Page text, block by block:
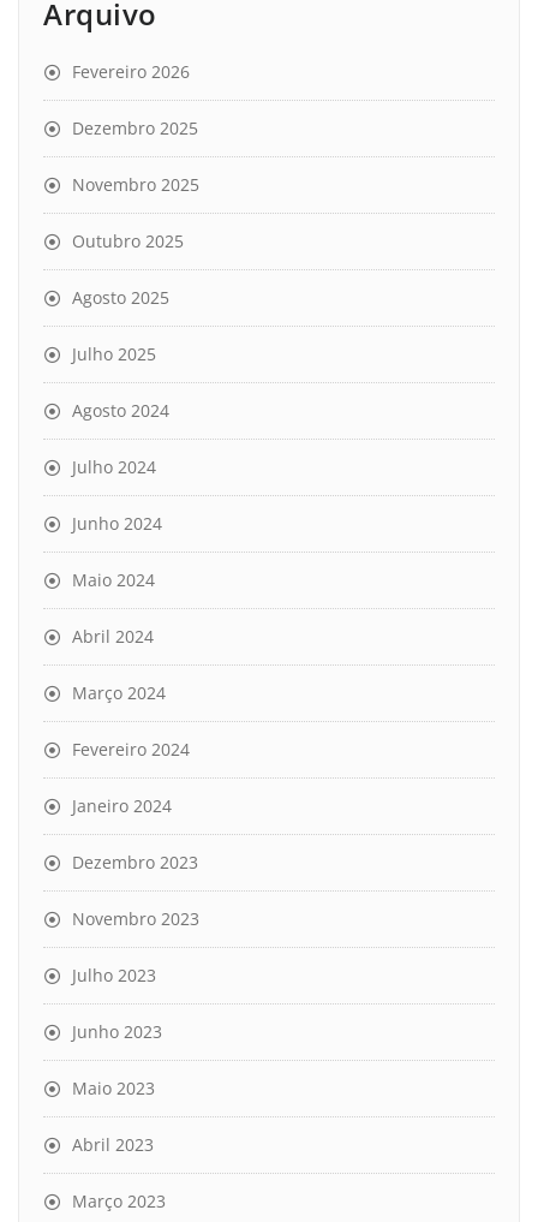
Arquivo
Fevereiro 2026
Dezembro 2025
Novembro 2025
Outubro 2025
Agosto 2025
Julho 2025
Agosto 2024
Julho 2024
Junho 2024
Maio 2024
Abril 2024
Março 2024
Fevereiro 2024
Janeiro 2024
Dezembro 2023
Novembro 2023
Julho 2023
Junho 2023
Maio 2023
Abril 2023
Março 2023